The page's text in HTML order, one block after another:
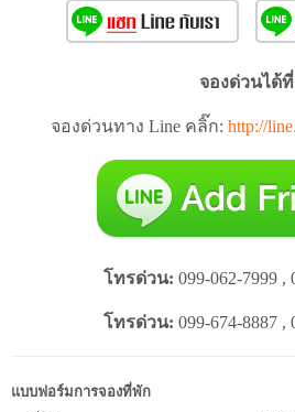
จองด่วนได้ที่
จองด่วนทาง Line คลิ๊ก: http://
โทรด่วน: 099-062-7999 ,
โทรด่วน: 099-674-8887 ,
แบบฟอร์มการจองที่พัก